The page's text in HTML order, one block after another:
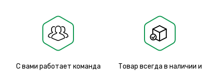
С вами работает команда
Товар всегда в наличии и